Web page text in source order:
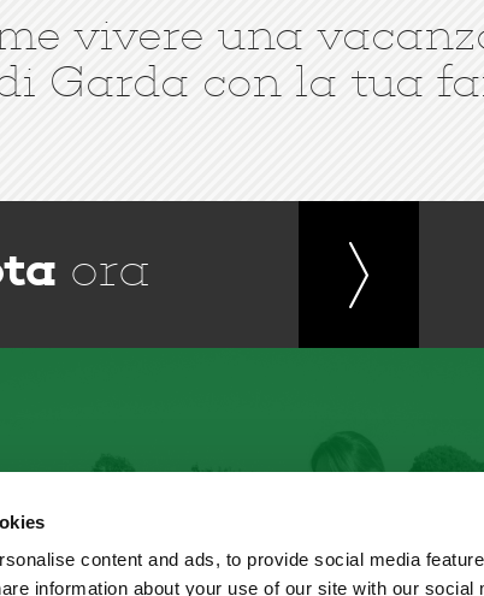
content and ads, to provide social media
information about your use of our site with our social
vivere una
Garda con la tua
ora